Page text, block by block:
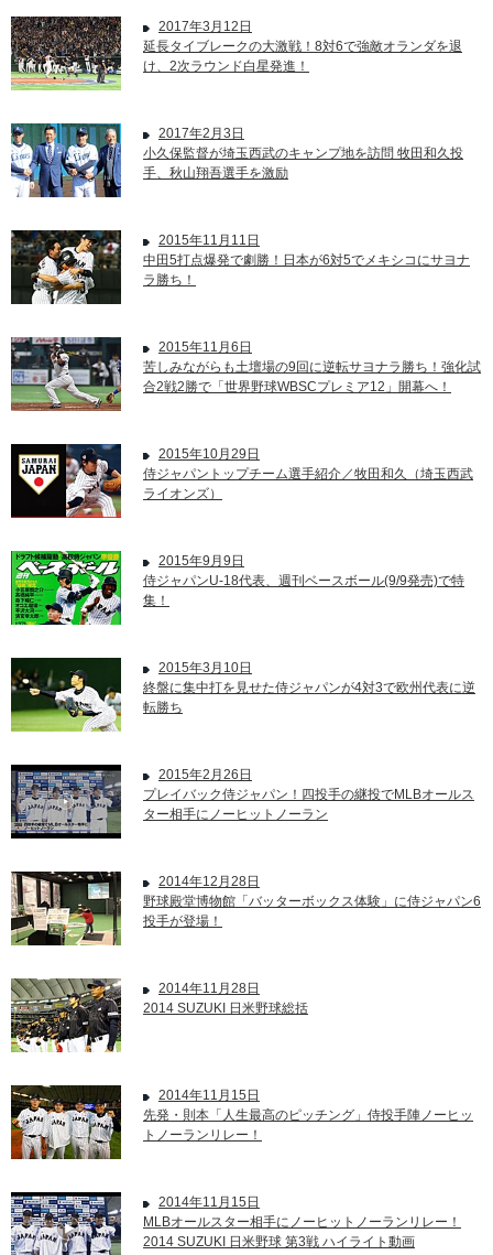
2017年3月12日
延長タイブレークの大激戦！8対6で強敵オランダを退
け、2次ラウンド白星発進！
2017年2月3日
小久保監督が埼玉西武のキャンプ地を訪問 牧田和久投
手、秋山翔吾選手を激励
2015年11月11日
中田5打点爆発で劇勝！日本が6対5でメキシコにサヨナ
ラ勝ち！
2015年11月6日
苦しみながらも土壇場の9回に逆転サヨナラ勝ち！強化試
合2戦2勝で「世界野球WBSCプレミア12」開幕へ！
2015年10月29日
侍ジャパントップチーム選手紹介／牧田和久（埼玉西武
ライオンズ）
2015年9月9日
侍ジャパンU-18代表、週刊ベースボール(9/9発売)で特
集！
2015年3月10日
終盤に集中打を見せた侍ジャパンが4対3で欧州代表に逆
転勝ち
2015年2月26日
プレイバック侍ジャパン！四投手の継投でMLBオールス
ター相手にノーヒットノーラン
2014年12月28日
野球殿堂博物館「バッターボックス体験」に侍ジャパン6
投手が登場！
2014年11月28日
2014 SUZUKI 日米野球総括
2014年11月15日
先発・則本「人生最高のピッチング」侍投手陣ノーヒッ
トノーランリレー！
2014年11月15日
MLBオールスター相手にノーヒットノーランリレー！
2014 SUZUKI 日米野球 第3戦 ハイライト動画